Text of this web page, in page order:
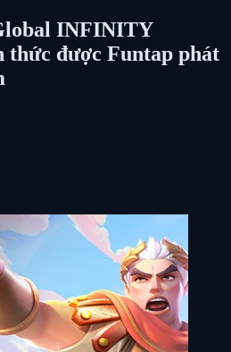
INFINITY
được Funtap phát